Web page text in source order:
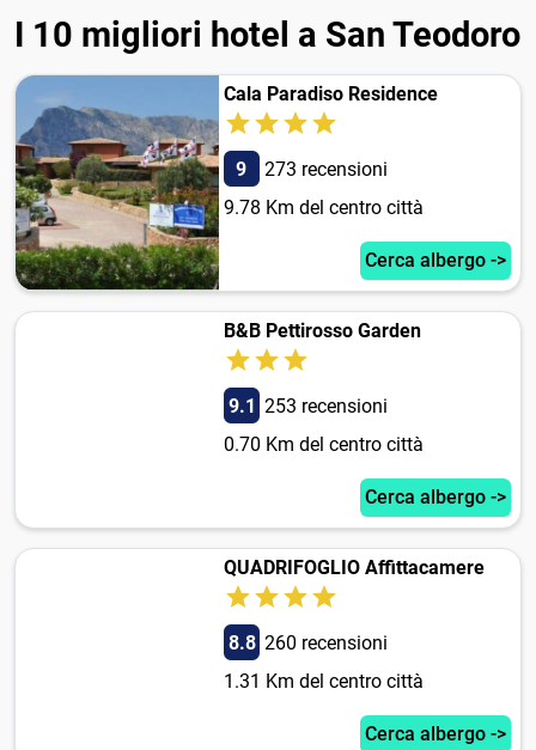
I 10 migliori hotel a San Teodoro
Cala Paradiso Residence
9
273 recensioni
9.78 Km del centro città
Cerca albergo ->
B&B Pettirosso Garden
9.1 253 recensioni
0.70 Km del centro città
Cerca albergo ->
QUADRIFOGLIO Affittacamere
8.8 260 recensioni
1.31 Km del centro città
Cerca albergo ->